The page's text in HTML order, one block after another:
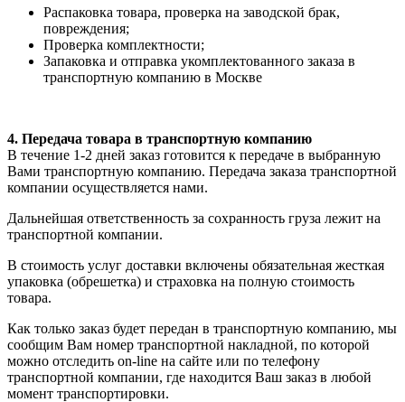
Распаковка товара, проверка на заводской брак,
повреждения;
Проверка комплектности;
Запаковка и отправка укомплектованного заказа в
транспортную компанию в Москве
4. Передача товара в транспортную компанию
В течение 1-2 дней заказ готовится к передаче в выбранную
Вами транспортную компанию. Передача заказа транспортной
компании осуществляется нами.
Дальнейшая ответственность за сохранность груза лежит на
транспортной компании.
В стоимость услуг доставки включены обязательная жесткая
упаковка (обрешетка) и страховка на полную стоимость
товара.
Как только заказ будет передан в транспортную компанию, мы
сообщим Вам номер транспортной накладной, по которой
можно отследить on-line на сайте или по телефону
транспортной компании, где находится Ваш заказ в любой
момент транспортировки.